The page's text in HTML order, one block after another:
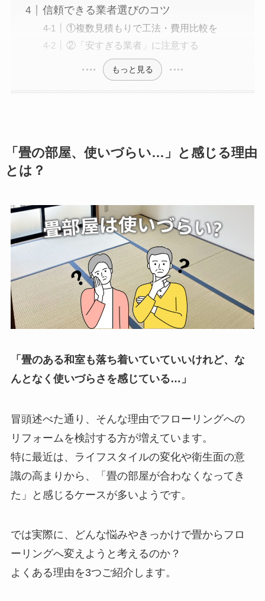
信頼できる業者選びのコツ
①複数見積もりで工法・費用比較を
②「安すぎる業者」に注意する
もっと見る
「畳の部屋、使いづらい…」と感じる理由
とは？
「畳のある和室も落ち着いていていいけれど、な
んとなく使いづらさを感じている…」
冒頭述べた通り、そんな理由でフローリングへの
リフォームを検討する方が増えています。
特に最近は、ライフスタイルの変化や衛生面の意
識の高まりから、「畳の部屋が合わなくなってき
た」と感じるケースが多いようです。
では実際に、どんな悩みやきっかけで畳からフロ
ーリングへ変えようと考えるのか？
よくある理由を3つご紹介します。